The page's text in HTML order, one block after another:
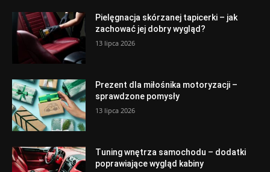
Pielęgnacja skórzanej tapicerki – jak
zachować jej dobry wygląd?
13 lipca 2026
Prezent dla miłośnika motoryzacji –
sprawdzone pomysły
13 lipca 2026
Tuning wnętrza samochodu – dodatki
poprawiające wygląd kabiny